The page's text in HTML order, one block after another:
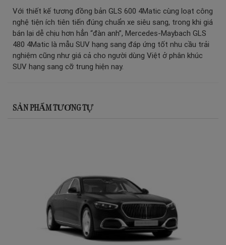
Với thiết kế tương đồng bản GLS 600 4Matic cùng loạt công
nghệ tiện ích tiên tiến đúng chuẩn xe siêu sang, trong khi giá
bán lại dễ chịu hơn hẳn “đàn anh”, Mercedes-Maybach GLS
480 4Matic là mẫu SUV hạng sang đáp ứng tốt nhu cầu trải
nghiệm cũng như giá cả cho người dùng Việt ở phân khúc
SUV hạng sang cỡ trung hiện nay.
SẢN PHẨM TƯƠNG TỰ